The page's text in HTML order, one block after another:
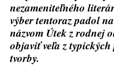
nezameniteľného
výber tentoraz padol
názvom Útek z rodnej
objaviť veľa z
tvorby.